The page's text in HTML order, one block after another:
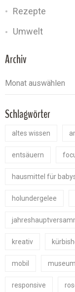
Rezepte
Umwelt
Archiv
Schlagwörter
altes wissen
entsäuern
hausmittel für
holundergelee
kreativ
mobil museum
responsive